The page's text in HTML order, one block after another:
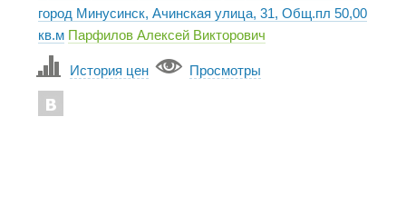
город Минусинск, Ачинская улица, 31, Общ.пл 50,00
кв.м Парфилов Алексей Викторович
История цен Просмотры